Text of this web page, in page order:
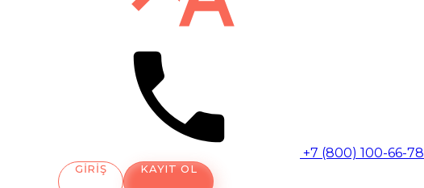
+7 (800) 100-66-78
GIRIŞ KAYIT OL